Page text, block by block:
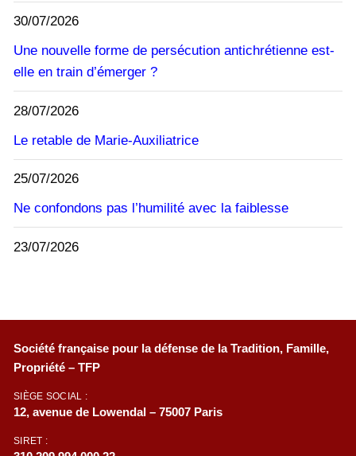
30/07/2026
Une nouvelle forme de persécution antichrétienne est-
elle en train d’émerger ?
28/07/2026
Le retable de Marie-Auxiliatrice
25/07/2026
Ne confondons pas l’humilité avec la faiblesse
23/07/2026
Société française pour la défense de la Tradition, Famille,
Propriété – TFP
SIÈGE SOCIAL :
12, avenue de Lowendal – 75007 Paris
SIRET :